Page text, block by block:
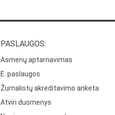
PASLAUGOS:
Asmenų aptarnavimas
E. paslaugos
Žurnalistų akreditavimo anketa
Atviri duomenys